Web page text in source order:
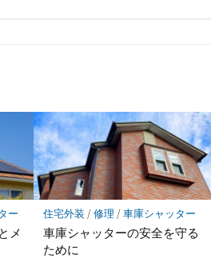
ー
メ
住宅外装 /修理/車庫シャッター
車庫シャッターの安全を守る
ために